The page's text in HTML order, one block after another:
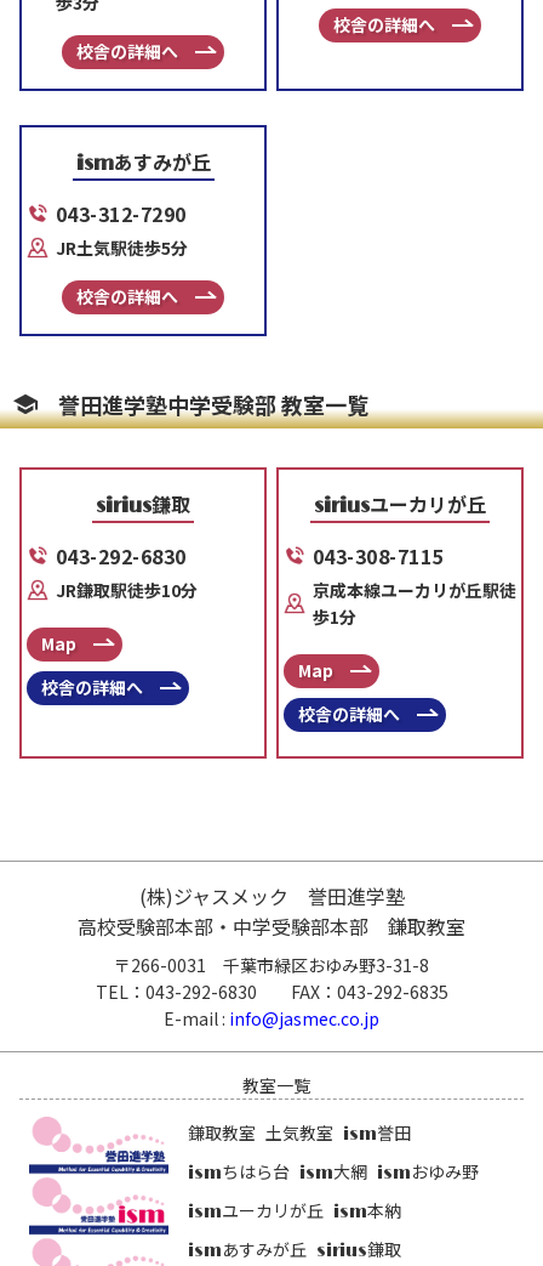
校舎の詳細へ
校舎の詳細へ
ismあすみが丘
043-312-7290
JR土気駅徒歩5分
校舎の詳細へ
誉田進学塾中学受験部 教室一覧
sirius鎌取
043-292-6830
JR鎌取駅徒歩10分
Map
校舎の詳細へ
siriusユーカリが丘
043-308-7115
京成本線ユーカリが丘駅徒
歩1分
Map
校舎の詳細へ
(株)ジャスメック 誉田進学塾
高校受験部本部・中学受験部本部 鎌取教室
〒266-0031 千葉市緑区おゆみ野3-31-8
TEL：043-292-6830 FAX：043-292-6835
E-mail : info@jasmec.co.jp
教室一覧
鎌取教室 土気教室 ism誉田
ismちはら台 ism大網 ismおゆみ野
ismユーカリが丘 ism本納
ismあすみが丘 sirius鎌取